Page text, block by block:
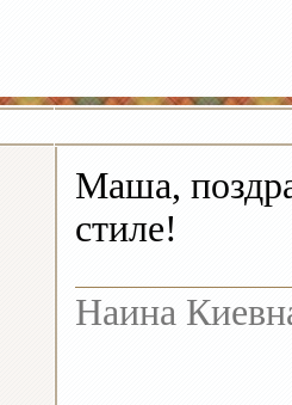
Маша,
стиле!
Наина